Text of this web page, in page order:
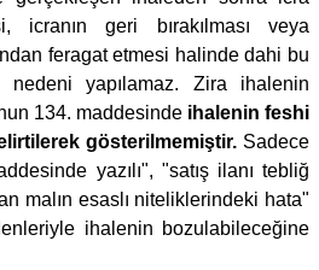
icranın geri bırakılması veya
feragat etmesi halinde dahi bu
yapılamaz. Zira ihalenin
134. maddesinde ihalenin feshi
gösterilmemiştir.Sadece
yazılı", "satış ilanı tebliğ
malın esaslı niteliklerindeki hata"
ihalenin bozulabileceğine